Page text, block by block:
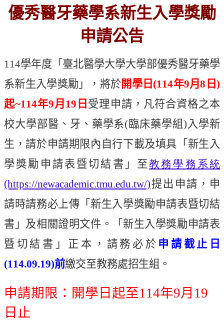
優秀醫牙藥學系新生入學獎勵
申請公告
114學年度 「 臺北醫學大學大學部優秀醫牙藥學
系新生入學獎勵」，將於開學日 (114年9月8 日)
起~114年9月 19 日 受理申請，凡符合資格之本
校大學部醫、牙、藥學系(臨床藥學組)入學新
生，請於申請期限內自行下載及填具「新生入
學獎勵申請表暨切結書」至教務學務系統
(https://newacademic.tmu.edu.tw/)提出申請，申
請時請務必上傳「新生入學獎勵申請表暨切結
書」及相關證明文件。「新生入學獎勵申請表
暨切結書」正本，請務必於 申請截止日
(114.09.19)前繳交至教務處招生組。
申請期限：開學日起至114年9月 19
日止